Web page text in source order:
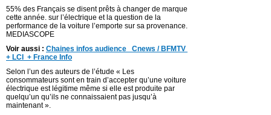
55% des Français se disent prêts à changer de marque
cette année. sur l’électrique et la question de la
performance de la voiture l’emporte sur sa provenance.
MEDIASCOPE
Voir aussi : Chaines infos audience Cnews / BFMTV
+ LCI + France Info
Selon l’un des auteurs de l’étude « Les
consommateurs sont en train d’accepter qu’une voiture
électrique est légitime même si elle est produite par
quelqu’un qu’ils ne connaissaient pas jusqu’à
maintenant ».